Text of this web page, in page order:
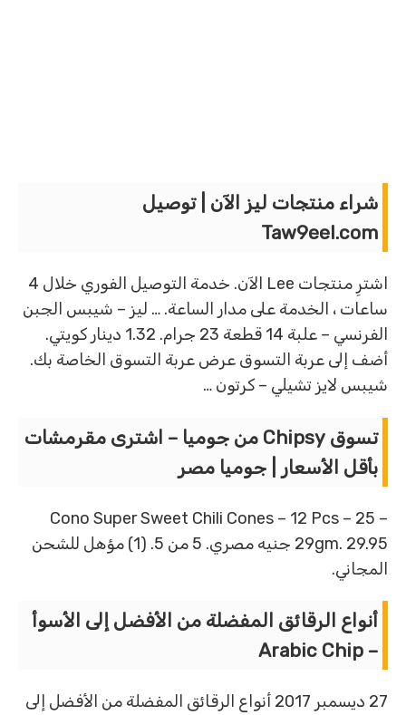
شراء منتجات ليز الآن | توصيل
Taw9eel.com
اشترِ منتجات Lee الآن. خدمة التوصيل الفوري خلال 4
ساعات ، الخدمة على مدار الساعة. … ليز – شيبس الجبن
الفرنسي – علبة 14 قطعة 23 جرام. 1.32 دينار كويتي.
أضف إلى عربة التسوق عرض عربة التسوق الخاصة بك.
شيبس لايز تشيلي – كرتون …
تسوق Chipsy من جوميا – اشترى مقرمشات
بأقل الأسعار | جوميا مصر
Cono Super Sweet Chili Cones – 12 Pcs – 25 –
29gm. 29.95 جنيه مصري. 5 من 5. (1) مؤهل للشحن
المجاني.
أنواع الرقائق المفضلة من الأفضل إلى الأسوأ
– Arabic Chip
27 ديسمبر 2017 أنواع الرقائق المفضلة من الأفضل إلى